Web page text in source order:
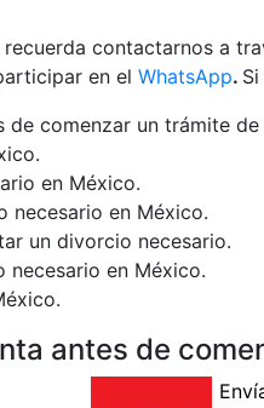
contactarnos a
en el WhatsApp.
de comenzar un trámite
en México.
necesario en México.
un divorcio necesario.
necesario en México.
antes de